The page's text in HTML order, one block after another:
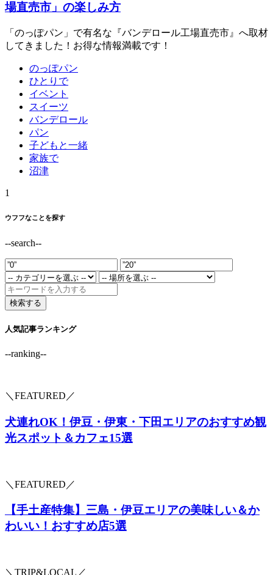
場直売市」の楽しみ方
「のっぽパン」で有名な『バンデロール工場直売市』へ取材
してきました！お得な情報満載です！
のっぽパン
ひとりで
イベント
スイーツ
バンデロール
パン
子どもと一緒
家族で
沼津
1
ウフフなことを探す
--search--
人気記事ランキング
--ranking--
＼FEATURED／
犬連れOK！伊豆・伊東・下田エリアのおすすめ観
光スポット＆カフェ15選
＼FEATURED／
【手土産特集】三島・伊豆エリアの美味しい＆か
わいい！おすすめ店5選
＼TRIP&LOCAL／